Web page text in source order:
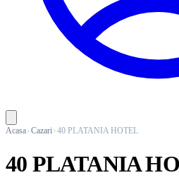
Acasa Cazari 40 PLATANIA HOTEL
40 PLATANIA